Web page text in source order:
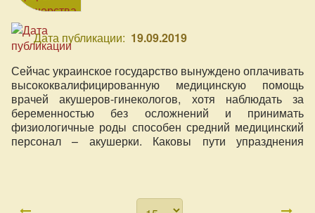
Дата публикации: 19.09.2019
Сейчас украинское государство вынуждено оплачивать
высококвалифицированную медицинскую помощь
врачей акушеров-гинекологов, хотя наблюдать за
беременностью без осложнений и принимать
физиологичные роды способен средний медицинский
персонал – акушерки. Каковы пути упразднения